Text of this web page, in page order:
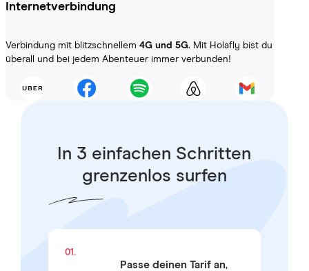
Internetverbindung
Verbindung mit blitzschnellem 4G und 5G. Mit Holafly bist du
überall und bei jedem Abenteuer immer verbunden!
In 3 einfachen Schritten
grenzenlos surfen
01.
Passe deinen Tarif an,